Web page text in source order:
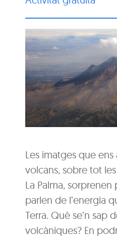
Les imatges que
volcans, sobre tot
La Palma, sorprenen
parlen de l’energia
Terra. Què se’n sap
volcàniques? En